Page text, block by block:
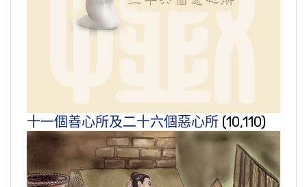
十一個善心所及二十六個惡心所 (10,110)